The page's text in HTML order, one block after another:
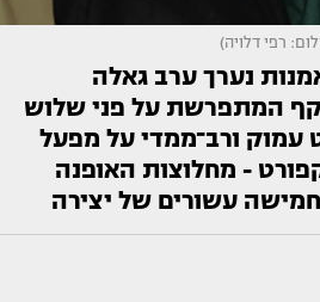
רפי דלויה)
נערך ערב גאלה
המתפרשת על פני שלוש
עמוק ורב־ממדי על מפעל
- מחלוצות האופנה
עשורים של יצירה